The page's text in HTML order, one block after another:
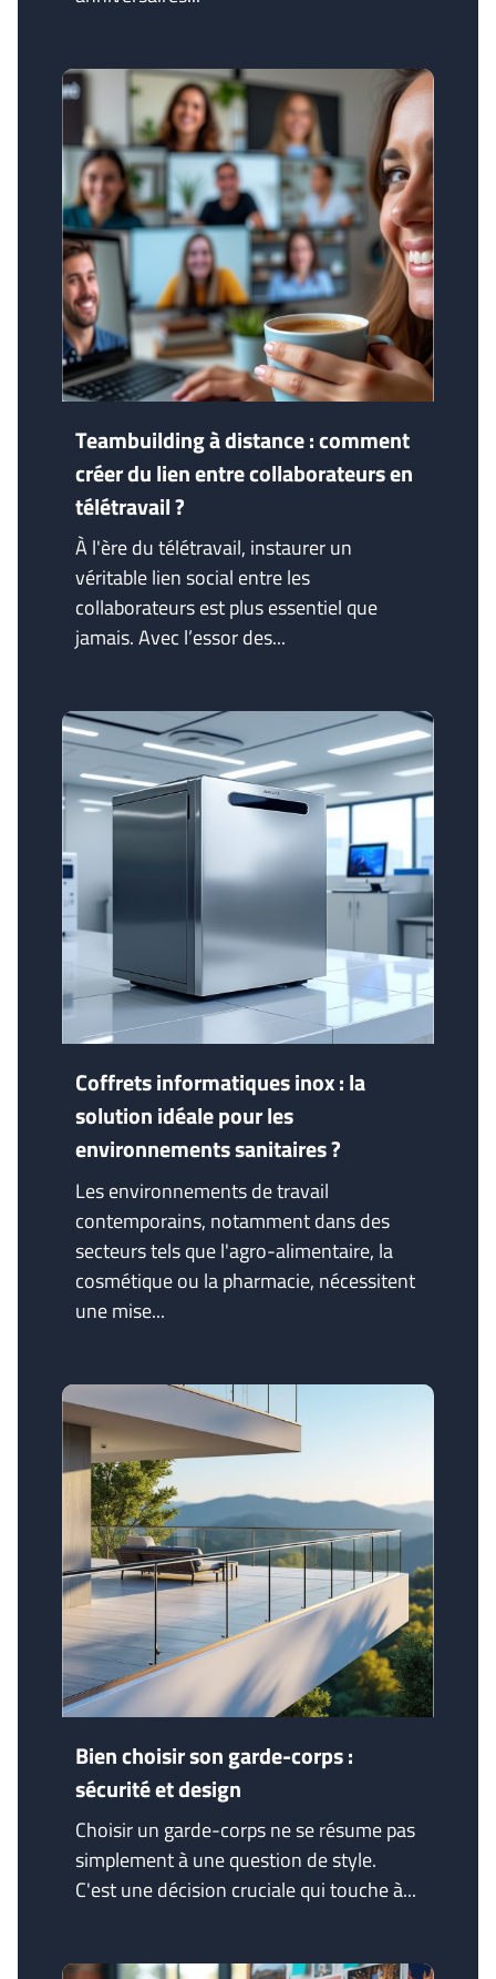
Teambuilding à distance : comment
créer du lien entre collaborateurs en
télétravail ?
À l'ère du télétravail, instaurer un
véritable lien social entre les
collaborateurs est plus essentiel que
jamais. Avec l’essor des...
Coffrets informatiques inox : la
solution idéale pour les
environnements sanitaires ?
Les environnements de travail
contemporains, notamment dans des
secteurs tels que l'agro-alimentaire, la
cosmétique ou la pharmacie, nécessitent
une mise...
Bien choisir son garde-corps :
sécurité et design
Choisir un garde-corps ne se résume pas
simplement à une question de style.
C'est une décision cruciale qui touche à...